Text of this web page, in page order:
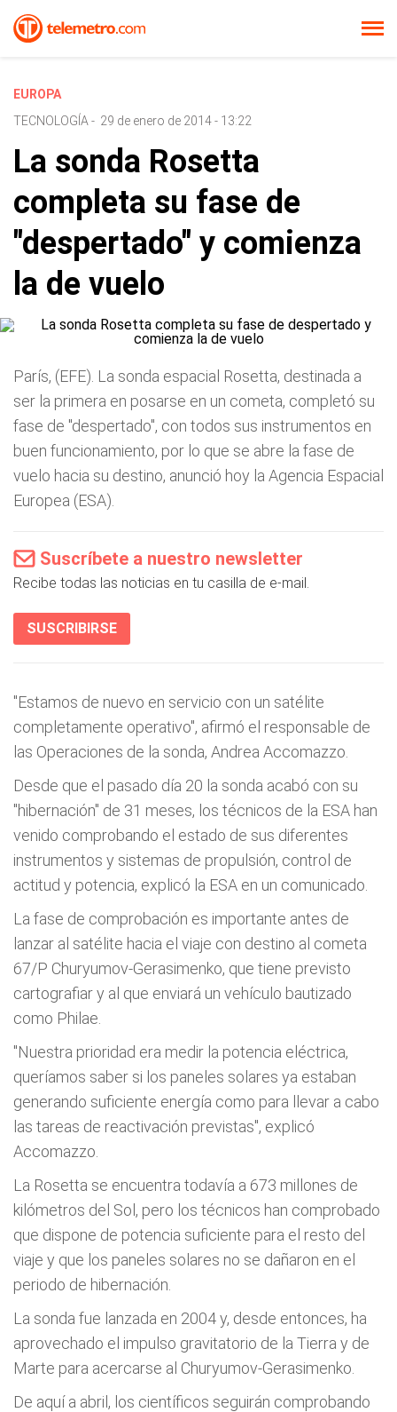
EUROPA
TECNOLOGÍA - 29 de enero de 2014 - 13:22
La sonda Rosetta
completa su fase de
"despertado" y comienza
la de vuelo
París, (EFE). La sonda espacial Rosetta, destinada a
ser la primera en posarse en un cometa, completó su
fase de "despertado", con todos sus instrumentos en
buen funcionamiento, por lo que se abre la fase de
vuelo hacia su destino, anunció hoy la Agencia Espacial
Europea (ESA).
Suscríbete a nuestro newsletter
Recibe todas las noticias en tu casilla de e-mail.
SUSCRIBIRSE
"Estamos de nuevo en servicio con un satélite
completamente operativo", afirmó el responsable de
las Operaciones de la sonda, Andrea Accomazzo.
Desde que el pasado día 20 la sonda acabó con su
"hibernación" de 31 meses, los técnicos de la ESA han
venido comprobando el estado de sus diferentes
instrumentos y sistemas de propulsión, control de
actitud y potencia, explicó la ESA en un comunicado.
La fase de comprobación es importante antes de
lanzar al satélite hacia el viaje con destino al cometa
67/P Churyumov-Gerasimenko, que tiene previsto
cartografiar y al que enviará un vehículo bautizado
como Philae.
"Nuestra prioridad era medir la potencia eléctrica,
queríamos saber si los paneles solares ya estaban
generando suficiente energía como para llevar a cabo
las tareas de reactivación previstas", explicó
Accomazzo.
La Rosetta se encuentra todavía a 673 millones de
kilómetros del Sol, pero los técnicos han comprobado
que dispone de potencia suficiente para el resto del
viaje y que los paneles solares no se dañaron en el
periodo de hibernación.
La sonda fue lanzada en 2004 y, desde entonces, ha
aprovechado el impulso gravitatorio de la Tierra y de
Marte para acercarse al Churyumov-Gerasimenko.
De aquí a abril, los científicos seguirán comprobando